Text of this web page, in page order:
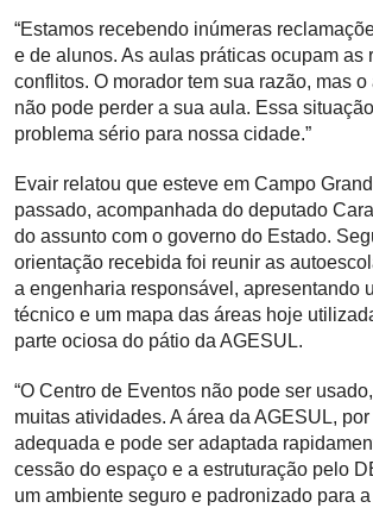
“Estamos recebendo inúmeras
e de alunos. As aulas práticas ocupam as
conflitos. O morador tem sua razão, mas
não pode perder a sua aula. Essa
problema sério para nossa cidade.”
Evair relatou que esteve em Campo
passado, acompanhada do deputado
do assunto com o governo do Estado.
orientação recebida foi reunir as
a engenharia responsável, apresentando
técnico e um mapa das áreas hoje
parte ociosa do pátio da AGESUL.
“O Centro de Eventos não pode ser
muitas atividades. A área da AGESUL,
adequada e pode ser adaptada
cessão do espaço e a estruturação pelo
um ambiente seguro e padronizado para